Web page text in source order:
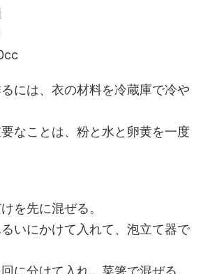
には、衣の材料を冷蔵庫で冷や
なことは、 粉と水と卵黄を一度
を先に混ぜる。
いにかけて入れて、泡立て器で
に分けて入れ、菜箸で混ぜる。